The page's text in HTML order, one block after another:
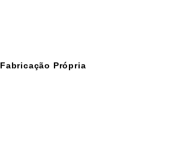
Fabricação Própria